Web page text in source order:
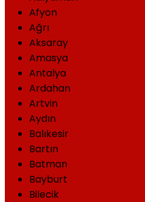
Afyon
Ağrı
Aksaray
Amasya
Antalya
Ardahan
Artvin
Aydın
Balıkesir
Bartın
Batman
Bayburt
Bilecik